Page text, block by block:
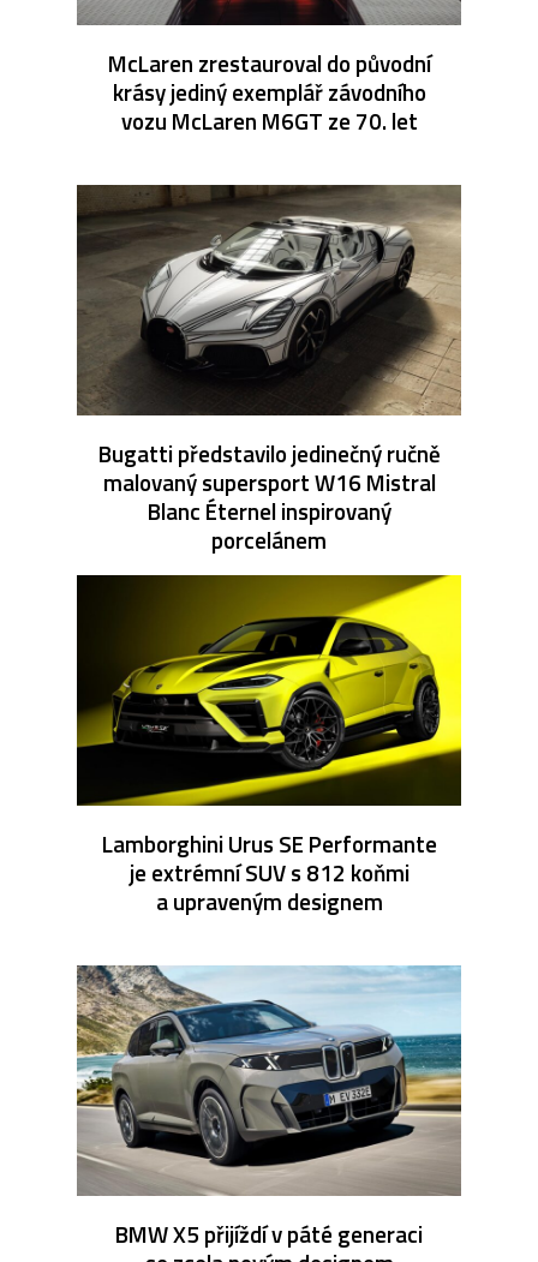
McLaren zrestauroval do původní
krásy jediný exemplář závodního
vozu McLaren M6GT ze 70. let
Bugatti představilo jedinečný ručně
malovaný supersport W16 Mistral
Blanc Éternel inspirovaný
porcelánem
Lamborghini Urus SE Performante
je extrémní SUV s 812 koňmi
a upraveným designem
BMW X5 přijíždí v páté generaci